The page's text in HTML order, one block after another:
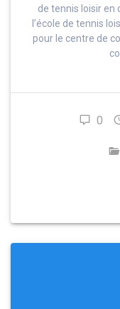
de tennis loisir en
l’école de tennis
pour le centre de
0